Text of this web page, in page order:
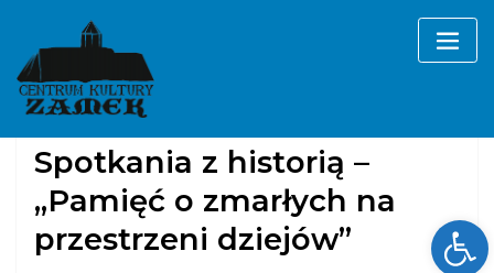
content
Bez kategorii
Spotkania z historią –
„Pamięć o zmarłych na
przestrzeni dziejów”